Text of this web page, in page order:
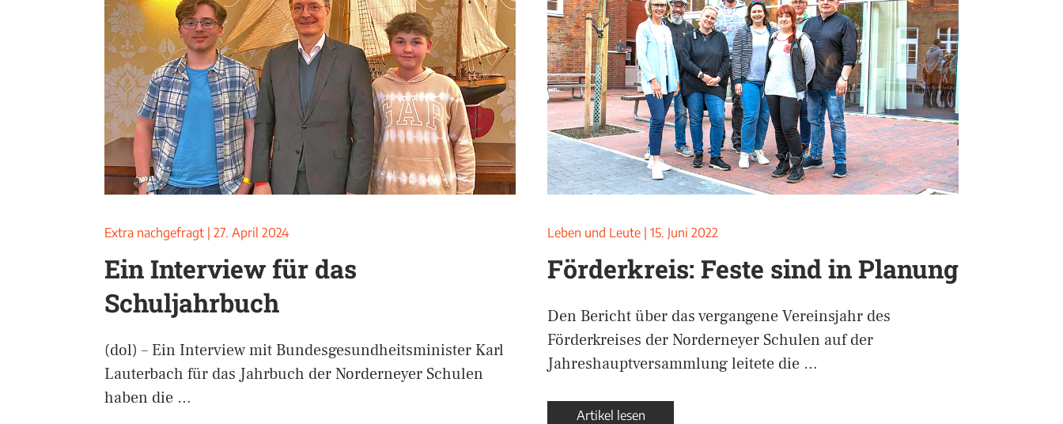
Extra nachgefragt 27. April 2024
Ein Interview für das
Schuljahrbuch
(dol) – Ein Interview mit Bundesgesundheitsminister Karl
Lauterbach für das Jahrbuch der Norderneyer Schulen
haben die …
Leben und Leute 15. Juni 2022
Förderkreis: Feste sind in Planung
Den Bericht über das vergangene Vereinsjahr des
Förderkreises der Norderneyer Schulen auf der
Jahreshauptversammlung leitete die …
Artikel lesen